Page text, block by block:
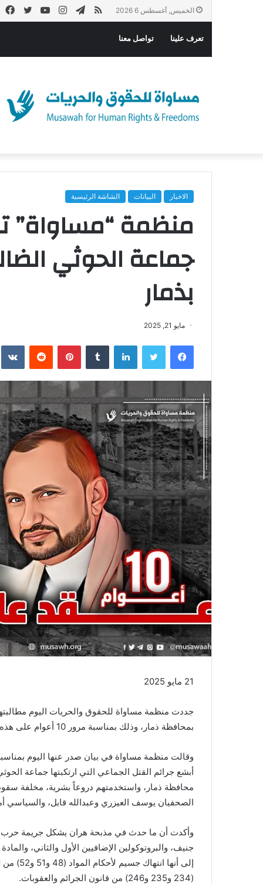
الخميس, أغسطس 6 2026 تويتر يوتيوب
انستقرامتيلقرامملخص
تعرف علينا تواصل معنا
الاخبار البيانات الشاشة الرئيسية
منظمة “مساواة”
جماعة الحوثي
بذمار
مايو 21, 2025
فيسبوك تويتر لينكدإن بينتيريست
21 مايو 2025
جددت منظمة مساواة للحقوق والحريات اليوم
بمحافظة ذمار، وذلك بمناسبة مرور 10 أعوام على هذه المذبحة وإفلات مرتكبيها من العقاب.
الصحفيان يوسف العيزري وعبدالله قابل، والسياسي
إلى
(234 و235 و246) من قانون الجرائم والعقوبات.